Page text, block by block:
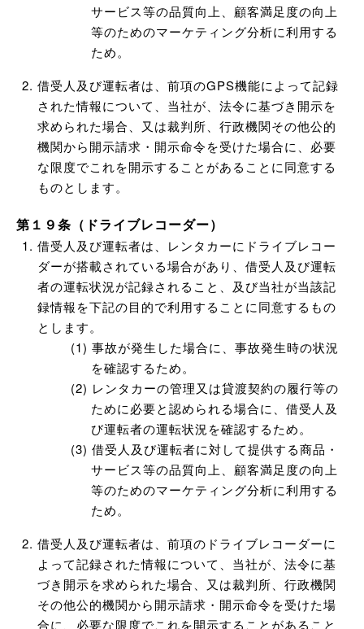
サービス等の品質向上、顧客満足度の向上
等のためのマーケティング分析に利用する
ため。
借受人及び運転者は、前項のGPS機能によって記録
された情報について、当社が、法令に基づき開示を
求められた場合、又は裁判所、行政機関その他公的
機関から開示請求・開示命令を受けた場合に、必要
な限度でこれを開示することがあることに同意する
ものとします。
第１９条（ドライブレコーダー）
借受人及び運転者は、レンタカーにドライブレコー
ダーが搭載されている場合があり、借受人及び運転
者の運転状況が記録されること、及び当社が当該記
録情報を下記の目的で利用することに同意するもの
とします。
事故が発生した場合に、事故発生時の状況
を確認するため。
レンタカーの管理又は貸渡契約の履行等の
ために必要と認められる場合に、借受人及
び運転者の運転状況を確認するため。
借受人及び運転者に対して提供する商品・
サービス等の品質向上、顧客満足度の向上
等のためのマーケティング分析に利用する
ため。
借受人及び運転者は、前項のドライブレコーダーに
よって記録された情報について、当社が、法令に基
づき開示を求められた場合、又は裁判所、行政機関
その他公的機関から開示請求・開示命令を受けた場
合に、必要な限度でこれを開示することがあること